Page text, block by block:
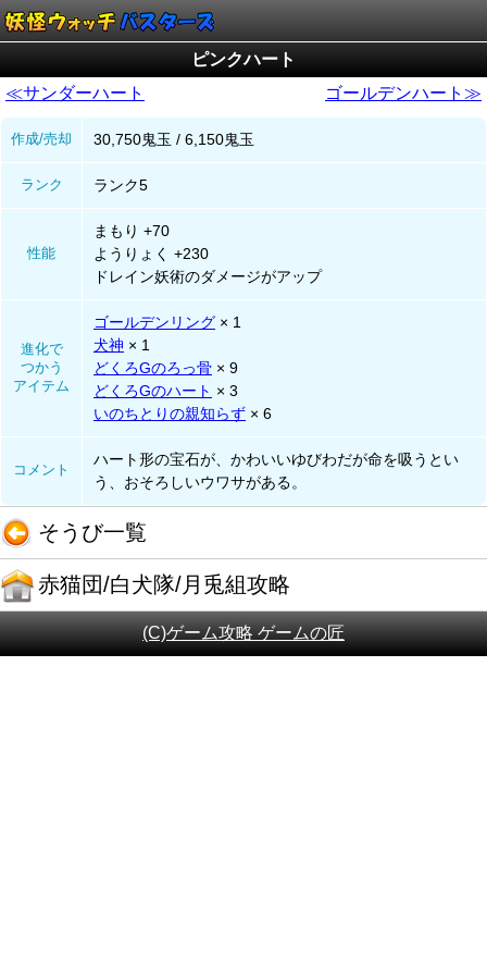
ピンクハート
≪サンダーハート
ゴールデンハート≫
作成/売却 30,750鬼玉 / 6,150鬼玉
ランク ランク5
性能
まもり +70
ようりょく +230
ドレイン妖術のダメージがアップ
進化で
つかう
アイテム
ゴールデンリング × 1
犬神 × 1
どくろGのろっ骨 × 9
どくろGのハート × 3
いのちとりの親知らず × 6
コメント
ハート形の宝石が、かわいいゆびわだが命を吸うとい
う、おそろしいウワサがある。
そうび一覧
赤猫団/白犬隊/月兎組攻略
(C)ゲーム攻略 ゲームの匠